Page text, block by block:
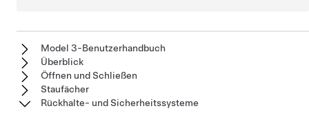
Model 3-Benutzerhandbuch
Überblick
Öffnen und Schließen
Staufächer
Rückhalte- und Sicherheitssysteme